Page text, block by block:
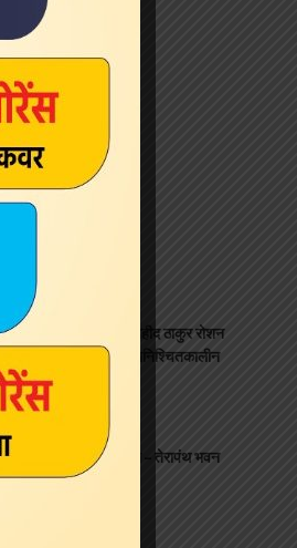
का नाम अमर शहीद ठाकुर रोशन
पर करने की मांग तेज, अनिश्चितकालीन
दिन भी जारी
7, 2026
कार्यक्रम का आयोजन – तेरापंथ भवन